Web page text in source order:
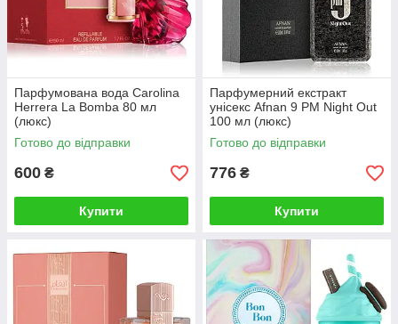
Парфумована вода Carolina
Herrera La Bomba 80 мл
(люкс)
Готово до відправки
600 ₴
Купити
Парфумерний екстракт
унісекс Afnan 9 PM Night Out
100 мл (люкс)
Готово до відправки
776 ₴
Купити